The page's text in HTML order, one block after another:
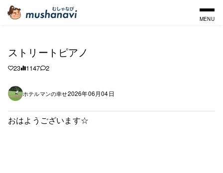
MENU
ストリートピアノ
23 1147 2
ホテルマンの幸せ2026年06月04日
おはようございます☆